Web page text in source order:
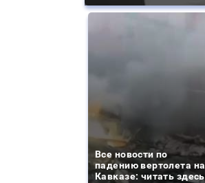
Все новости по
падению вертолета на
Кавказе: читать здесь